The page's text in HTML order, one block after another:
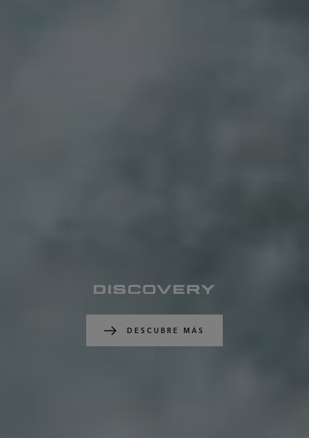
DESCUBRE MÁS